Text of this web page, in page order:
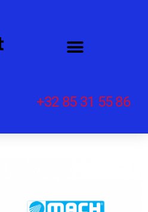
+32 85 31 55 86